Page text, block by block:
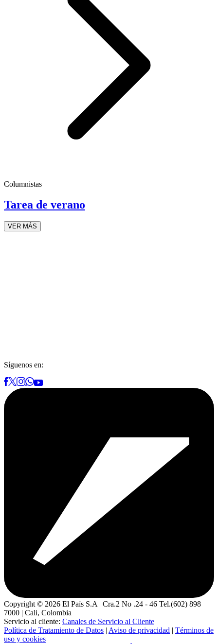
Columnistas
Tarea de verano
VER MÁS
Síguenos en:
Copyright © 2026 El País S.A | Cra.2 No .24 - 46 Tel.(602) 898
7000 | Cali, Colombia
Servicio al cliente: Canales de Servicio al Cliente
Política de Tratamiento de Datos | Aviso de privacidad | Términos de
uso y cookies